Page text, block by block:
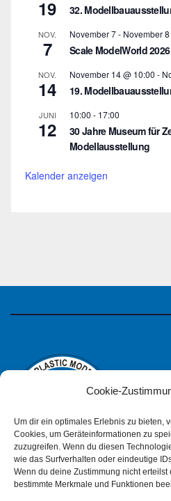
Cookie-
Um dir ein optimales Erlebnis zu bieten,
Cookies, um Geräteinformationen zu
zuzugreifen. Wenn du diesen
wie das Surfverhalten oder eindeutige
Wenn du deine Zustimmung nicht erteilst
bestimmte Merkmale und Funktionen
19 32.
NOV.
7
November 7- November 8
Scale ModelWorld 2026
NOV.
14
November 14 @ 10:00 -
19.
JUNI
12
10:00 - 17:00
30 Jahre Museum für
Modellausstellung
Kalender anzeigen
IPMS